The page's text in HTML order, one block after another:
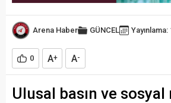
Arena Haber GÜNCEL
0 A+ A-
Ulusal basın ve sosyal